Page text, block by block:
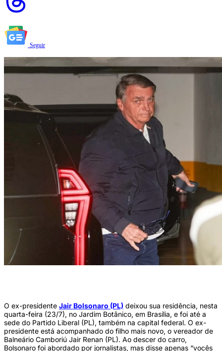
Seguir
O ex-presidente Jair Bolsonaro (PL) deixou sua residência, nesta
quarta-feira (23/7), no Jardim Botânico, em Brasília, e foi até a
sede do Partido Liberal (PL), também na capital federal. O ex-
presidente está acompanhado do filho mais novo, o vereador de
Balneário Camboriú Jair Renan (PL). Ao descer do carro,
Bolsonaro foi abordado por jornalistas, mas disse apenas “vocês